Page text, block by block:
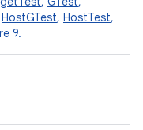
HostGTest, HostTest,
9.